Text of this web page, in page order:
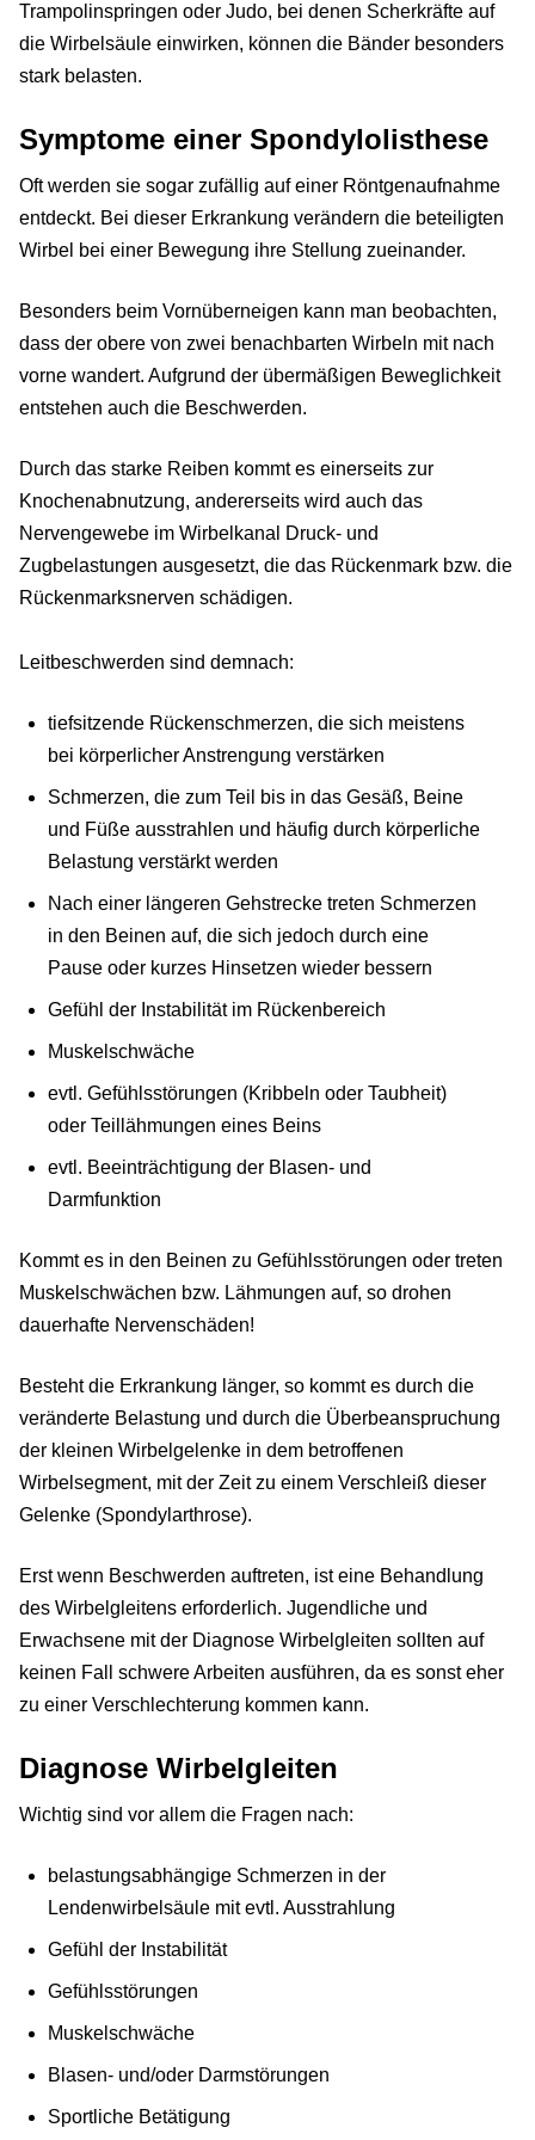
Trampolinspringen oder Judo, bei denen Scherkräfte auf
die Wirbelsäule einwirken, können die Bänder besonders
stark belasten.
Symptome einer Spondylolisthese
Oft werden sie sogar zufällig auf einer Röntgenaufnahme
entdeckt. Bei dieser Erkrankung verändern die beteiligten
Wirbel bei einer Bewegung ihre Stellung zueinander.
Besonders beim Vornüberneigen kann man beobachten,
dass der obere von zwei benachbarten Wirbeln mit nach
vorne wandert. Aufgrund der übermäßigen Beweglichkeit
entstehen auch die Beschwerden.
Durch das starke Reiben kommt es einerseits zur
Knochenabnutzung, andererseits wird auch das
Nervengewebe im Wirbelkanal Druck- und
Zugbelastungen ausgesetzt, die das Rückenmark bzw. die
Rückenmarksnerven schädigen.
Leitbeschwerden sind demnach:
tiefsitzende Rückenschmerzen, die sich meistens
bei körperlicher Anstrengung verstärken
Schmerzen, die zum Teil bis in das Gesäß, Beine
und Füße ausstrahlen und häufig durch körperliche
Belastung verstärkt werden
Nach einer längeren Gehstrecke treten Schmerzen
in den Beinen auf, die sich jedoch durch eine
Pause oder kurzes Hinsetzen wieder bessern
Gefühl der Instabilität im Rückenbereich
Muskelschwäche
evtl. Gefühlsstörungen (Kribbeln oder Taubheit)
oder Teillähmungen eines Beins
evtl. Beeinträchtigung der Blasen- und
Darmfunktion
Kommt es in den Beinen zu Gefühlsstörungen oder treten
Muskelschwächen bzw. Lähmungen auf, so drohen
dauerhafte Nervenschäden!
Besteht die Erkrankung länger, so kommt es durch die
veränderte Belastung und durch die Überbeanspruchung
der kleinen Wirbelgelenke in dem betroffenen
Wirbelsegment, mit der Zeit zu einem Verschleiß dieser
Gelenke (Spondylarthrose).
Erst wenn Beschwerden auftreten, ist eine Behandlung
des Wirbelgleitens erforderlich. Jugendliche und
Erwachsene mit der Diagnose Wirbelgleiten sollten auf
keinen Fall schwere Arbeiten ausführen, da es sonst eher
zu einer Verschlechterung kommen kann.
Diagnose Wirbelgleiten
Wichtig sind vor allem die Fragen nach:
belastungsabhängige Schmerzen in der
Lendenwirbelsäule mit evtl. Ausstrahlung
Gefühl der Instabilität
Gefühlsstörungen
Muskelschwäche
Blasen- und/oder Darmstörungen
Sportliche Betätigung